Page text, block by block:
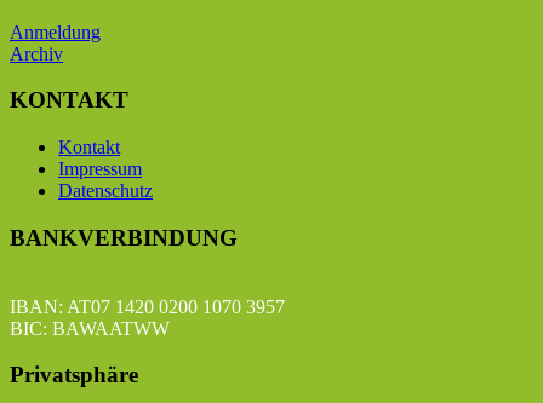
Anmeldung
Archiv
KONTAKT
Kontakt
Impressum
Datenschutz
BANKVERBINDUNG
IBAN: AT07 1420 0200 1070 3957
BIC: BAWAATWW
Privatsphäre